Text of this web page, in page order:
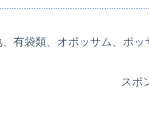
有袋類、オポッサム、ポッ
スポ